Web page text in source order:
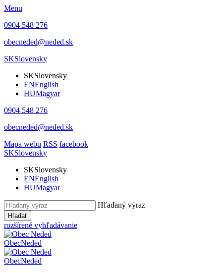
Menu
0904 548 276
obecneded@neded.sk
SKSlovensky
SKSlovensky
ENEnglish
HUMagyar
0904 548 276
obecneded@neded.sk
Mapa webu RSS facebook
SKSlovensky
SKSlovensky
ENEnglish
HUMagyar
Hľadaný výraz
Hľadať
rozšírené vyhľadávanie
ObecNeded
ObecNeded